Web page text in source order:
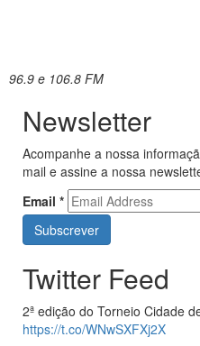
96.9 e 106.8 FM
Newsletter
Acompanhe a nossa
mail e assine a nossa
Email *
Twitter Feed
2ª edição do Torneio Cidade
https://t.co/WNwSXFXj2X